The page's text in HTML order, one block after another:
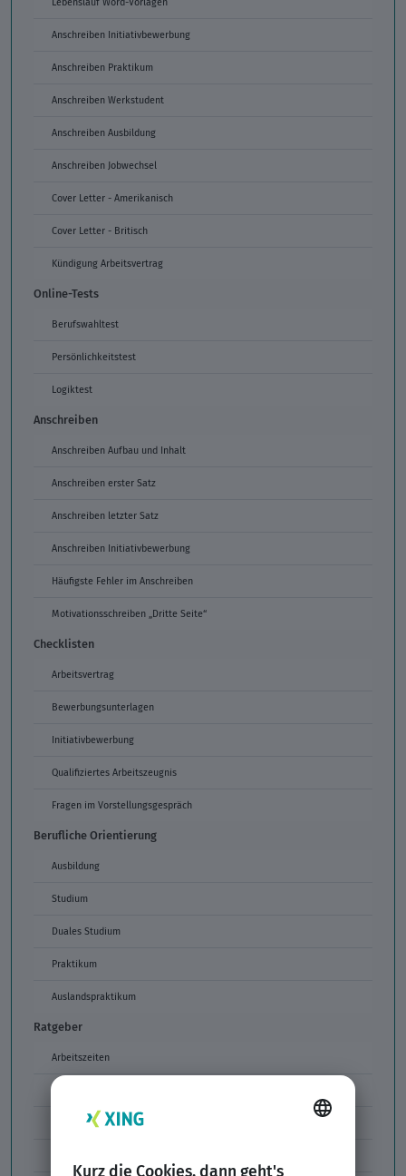
Anschreiben Initiativbewerbung
Anschreiben Praktikum
Anschreiben Werkstudent
Anschreiben Ausbildung
Anschreiben Jobwechsel
Cover Letter - Amerikanisch
Cover Letter - Britisch
Kündigung Arbeitsvertrag
Online-Tests
Berufswahltest
Persönlichkeitstest
Logiktest
Anschreiben
Anschreiben Aufbau und Inhalt
Anschreiben erster Satz
Anschreiben letzter Satz
Anschreiben Initiativbewerbung
Häufigste Fehler im Anschreiben
Motivationsschreiben „Dritte Seite“
Checklisten
Arbeitsvertrag
Bewerbungsunterlagen
Initiativbewerbung
Qualifiziertes Arbeitszeugnis
Fragen im Vorstellungsgespräch
Berufliche Orientierung
Ausbildung
Studium
Duales Studium
Praktikum
Auslandspraktikum
Ratgeber
Arbeitszeiten
Formulierungen im Arbeitszeugnis